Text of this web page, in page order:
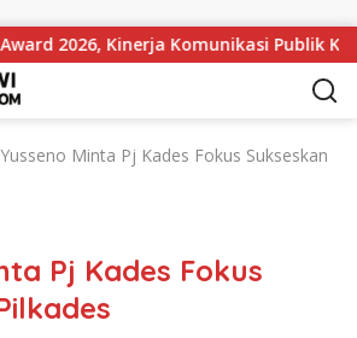
Kinerja Komunikasi Publik
Yusseno Minta Pj Kades Fokus Sukseskan
Pj Kades Fokus